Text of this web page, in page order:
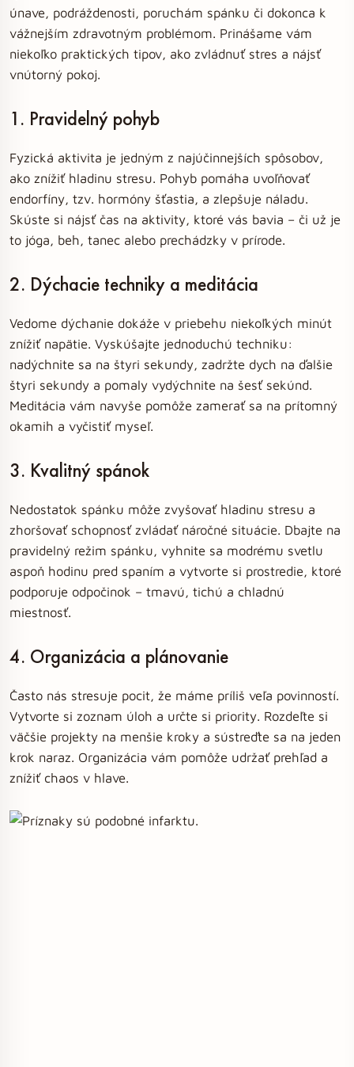
únave, podráždenosti, poruchám spánku či dokonca k
vážnejším zdravotným problémom. Prinášame vám
niekoľko praktických tipov, ako zvládnuť stres a nájsť
vnútorný pokoj.
1. Pravidelný pohyb
Fyzická aktivita je jedným z najúčinnejších spôsobov,
ako znížiť hladinu stresu. Pohyb pomáha uvoľňovať
endorfíny, tzv. hormóny šťastia, a zlepšuje náladu.
Skúste si nájsť čas na aktivity, ktoré vás bavia – či už je
to jóga, beh, tanec alebo prechádzky v prírode.
2. Dýchacie techniky a meditácia
Vedome dýchanie dokáže v priebehu niekoľkých minút
znížiť napätie. Vyskúšajte jednoduchú techniku:
nadýchnite sa na štyri sekundy, zadržte dych na ďalšie
štyri sekundy a pomaly vydýchnite na šesť sekúnd.
Meditácia vám navyše pomôže zamerať sa na prítomný
okamih a vyčistiť myseľ.
3. Kvalitný spánok
Nedostatok spánku môže zvyšovať hladinu stresu a
zhoršovať schopnosť zvládať náročné situácie. Dbajte na
pravidelný režim spánku, vyhnite sa modrému svetlu
aspoň hodinu pred spaním a vytvorte si prostredie, ktoré
podporuje odpočinok – tmavú, tichú a chladnú
miestnosť.
4. Organizácia a plánovanie
Často nás stresuje pocit, že máme príliš veľa povinností.
Vytvorte si zoznam úloh a určte si priority. Rozdeľte si
väčšie projekty na menšie kroky a sústreďte sa na jeden
krok naraz. Organizácia vám pomôže udržať prehľad a
znížiť chaos v hlave.